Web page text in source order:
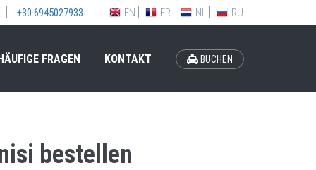
+30 6945027933 EN FR NL RU
FRAGEN KONTAKT BUCHEN
bestellen